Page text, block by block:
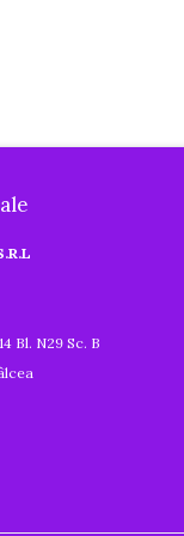
Bl. N29 Sc. B